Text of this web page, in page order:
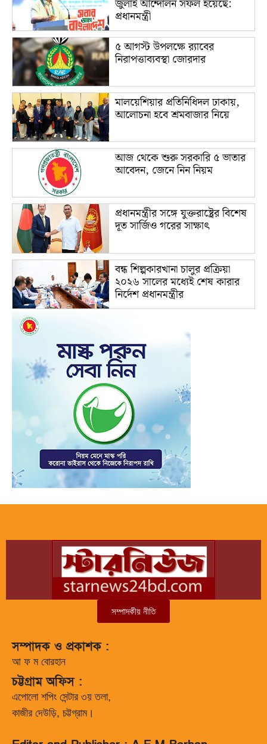
জুলাই আন্দোলন সফল হয়েছে:
প্রধানমন্ত্রী
৫ আগস্ট উপলক্ষে র‌্যাবের
নিরাপত্তাব্যবস্থা জোরদার
মালয়েশিয়ার প্রতিনিধিদল ঢাকায়,
আলোচনা হবে শ্রমবাজার নিয়ে
আজ থেকে শুরু সরকারি ৫ ভাতার
আবেদন, জেনে নিন নিয়ম
প্রধানমন্ত্রীর সঙ্গে যুক্তরাষ্ট্রের বিশেষ
দূত সার্জিও গরের সাক্ষাৎ
বন্ধ শিল্পকারখানা চালুর প্রক্রিয়া
২০২৬ সালের মধ্যেই শেষ কারার
নির্দেশ প্রধানমন্ত্রীর
সম্পাদকীয় নীতি
সম্পাদক ও প্রকাশক :
আ ফ ম বোরহান
চট্টগ্রাম অফিস :
এপোলো শপিং সেন্টার ৩য় তলা,
কাজীর দেউড়ি, চট্টগ্রাম।